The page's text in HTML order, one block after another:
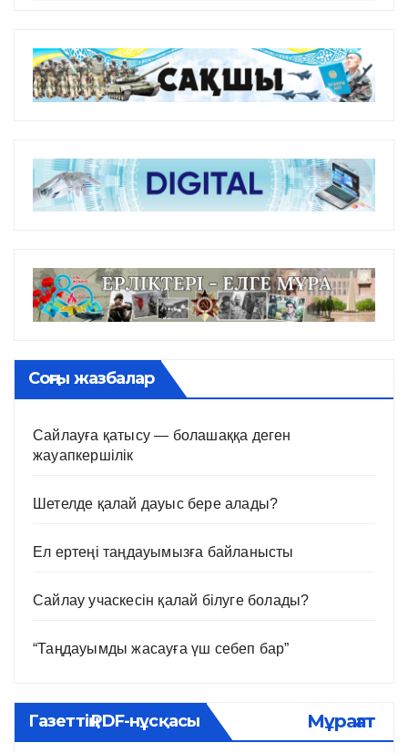
Соңғы жазбалар
Сайлауға қатысу — болашаққа деген
жауапкершілік
Шетелде қалай дауыс бере алады?
Ел ертеңі таңдауымызға байланысты
Сайлау учаскесін қалай білуге болады?
“Таңдауымды жасауға үш себеп бар”
Газеттің PDF-нұсқасы Мұрағат